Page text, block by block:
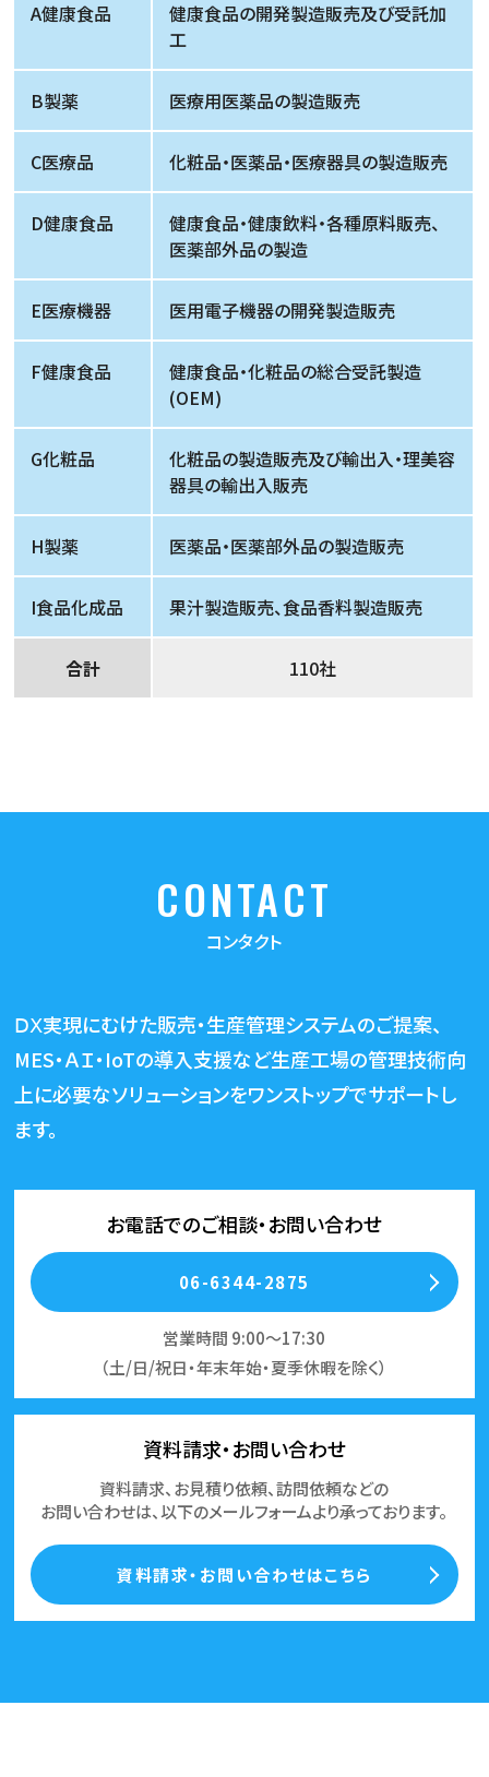
合計 110社
A健康食品
健康食品の開発製造販売及び受託加
工
B製薬 医療用医薬品の製造販売
C医療品 化粧品・医薬品・医療器具の製造販売
D健康食品
健康食品・健康飲料・各種原料販売、
医薬部外品の製造
E医療機器 医用電子機器の開発製造販売
F健康食品
健康食品・化粧品の総合受託製造
(OEM)
G化粧品
化粧品の製造販売及び輸出入・理美容
器具の輸出入販売
H製薬 医薬品・医薬部外品の製造販売
I食品化成品 果汁製造販売、食品香料製造販売
CONTACT
コンタクト
ⅮⅩ実現にむけた販売・生産管理システムのご提案、
MES・ＡＩ・IoTの導入支援など生産工場の管理技術向
上に必要なソリューションをワンストップでサポートし
ます。
お電話でのご相談・お問い合わせ
06-6344-2875
営業時間 9:00～17:30
（土/日/祝日・年末年始・夏季休暇を除く）
資料請求・お問い合わせ
資料請求、お見積り依頼、訪問依頼などの
お問い合わせは、以下のメールフォームより承っております。
資料請求・お問い合わせはこちら